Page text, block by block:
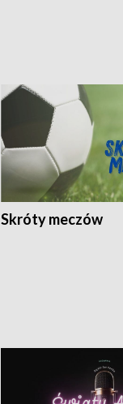
Skróty meczów